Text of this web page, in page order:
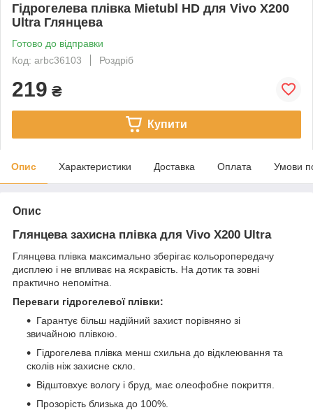
Гідрогелева плівка Mietubl HD для Vivo X200
Ultra Глянцева
Готово до відправки
Код: arbc36103
Роздріб
219 ₴
Купити
Опис Характеристики Доставка Оплата Умови
Опис
Глянцева захисна плівка для Vivo X200 Ultra
Глянцева плівка максимально зберігає кольоропередачу
дисплею і не впливає на яскравість. На дотик та зовні
практично непомітна.
Переваги гідрогелевої плівки:
Гарантує більш надійний захист порівняно зі
звичайною плівкою.
Гідрогелева плівка менш схильна до відклеювання та
сколів ніж захисне скло.
Відштовхує вологу і бруд, має олеофобне покриття.
Прозорість близька до 100%.